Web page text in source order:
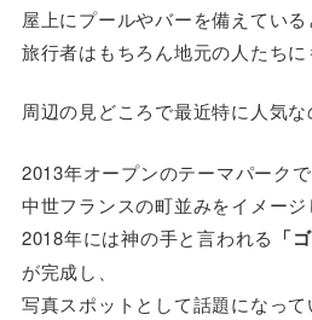
屋上にプールやバーを備えている
旅行者はもちろん地元の人たちに
周辺の見どころで最近特に人気な
2013年オープンのテーマパークで
中世フランスの町並みをイメージ
2018年には神の手と言われる 「
が完成し、
写真スポットとして話題になって